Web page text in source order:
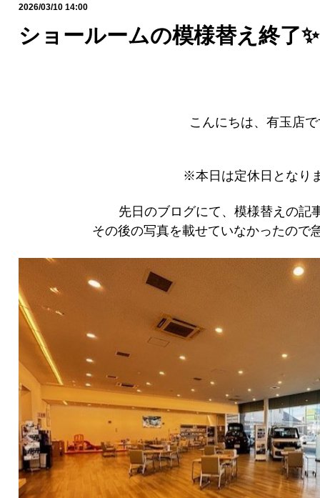
2026/03/10 14:00
ショールームの模様替え終了✨
こんにちは、有玉店
※本日は定休日となり
先日のブログにて、模様替えの記
その後の写真を載せていなかったので